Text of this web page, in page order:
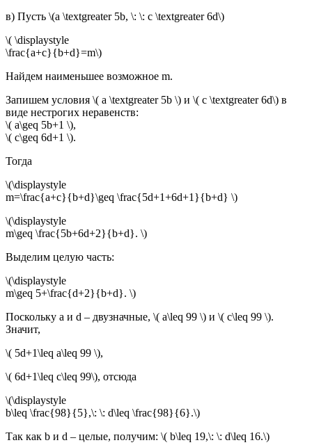
в) Пусть \(a \textgreater 5b, \: \: c \textgreater 6d\)
\( \displaystyle
\frac{a+c}{b+d}=m\)
Найдем наименьшее возможное m.
Запишем условия \( a \textgreater 5b \) и \( c \textgreater 6d\) в
виде нестрогих неравенств:
\( a\geq 5b+1 \),
\( c\geq 6d+1 \).
Тогда
\(\displaystyle
m=\frac{a+c}{b+d}\geq \frac{5d+1+6d+1}{b+d} \)
\(\displaystyle
m\geq \frac{5b+6d+2}{b+d}. \)
Выделим целую часть:
\(\displaystyle
m\geq 5+\frac{d+2}{b+d}. \)
Поскольку a и d – двузначные, \( a\leq 99 \) и \( c\leq 99 \).
Значит,
\( 5d+1\leq a\leq 99 \),
\( 6d+1\leq c\leq 99\), отсюда
\(\displaystyle
b\leq \frac{98}{5},\: \: d\leq \frac{98}{6}.\)
Так как b и d – целые, получим: \( b\leq 19,\: \: d\leq 16.\)